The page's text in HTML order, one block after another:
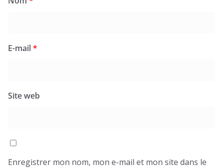
E-mail*
Site web
Enregistrer mon nom, mon e-mail et mon site dans le